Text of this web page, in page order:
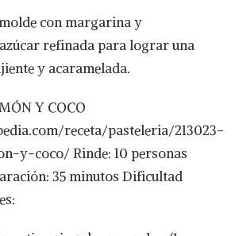
con margarina y
refinada para lograr una
y acaramelada.
Y COCO
receta/pasteleria/213023-
y-coco/ Rinde: 10 personas
35 minutos Dificultad